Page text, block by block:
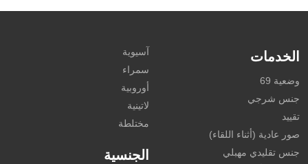
الخدمات
وضعية 69
جنس شرجي
تقييد
صور عادية (أثناء اللقاء)
جنس تقليدي مهبلي
آسيوية
سمراء
أوروبية
لاتينية
مختلطة
الجنسية